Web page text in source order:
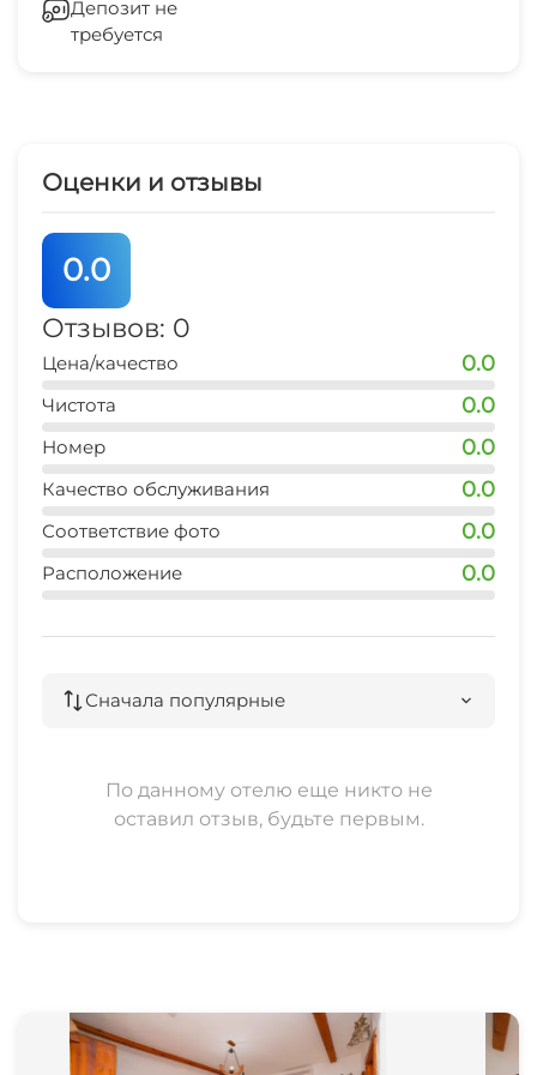
Сад
Садовая мебель
Место для пикника
места)
Отопление
Депозит не
требуется
Оценки и отзывы
0.0
Отзывов: 0
Цена/качество 0.0
Чистота 0.0
Номер 0.0
Качество обслуживания 0.0
Соответствие фото 0.0
Расположение 0.0
Сначала популярные
По данному отелю еще никто не
оставил отзыв, будьте первым.